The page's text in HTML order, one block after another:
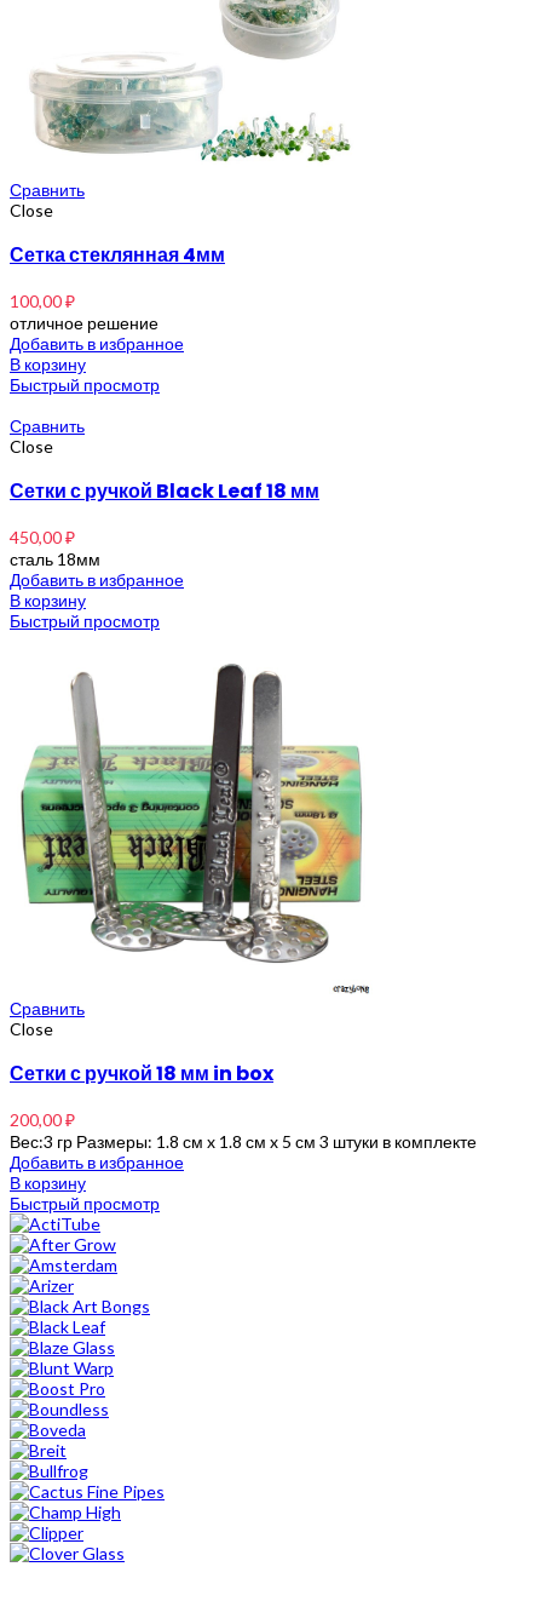
Сравнить
Close
Сетка стеклянная 4мм
100,00₽
отличное решение
Добавить в избранное
В корзину
Быстрый просмотр
Сравнить
Close
Сетки с ручкой Black Leaf 18 мм
450,00₽
сталь 18мм
Добавить в избранное
В корзину
Быстрый просмотр
Сравнить
Close
Сетки с ручкой 18 мм in box
200,00₽
Вес:3 гр Размеры: 1.8 см x 1.8 см x 5 см 3 штуки в комплекте
Добавить в избранное
В корзину
Быстрый просмотр